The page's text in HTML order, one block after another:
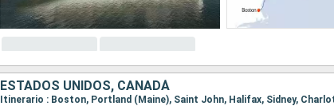
ESTADOS UNIDOS, CANADÁ
Itinerario : Boston, Portland (Maine), Saint John, Halifax, Sidney,